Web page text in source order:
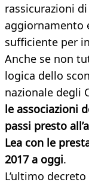
rassicurazioni
aggiornamento
sufficiente per
Anche se non
logica dello
nazionale degli
le associazioni
passi presto
Lea con le
2017 a oggi.
L’ultimo